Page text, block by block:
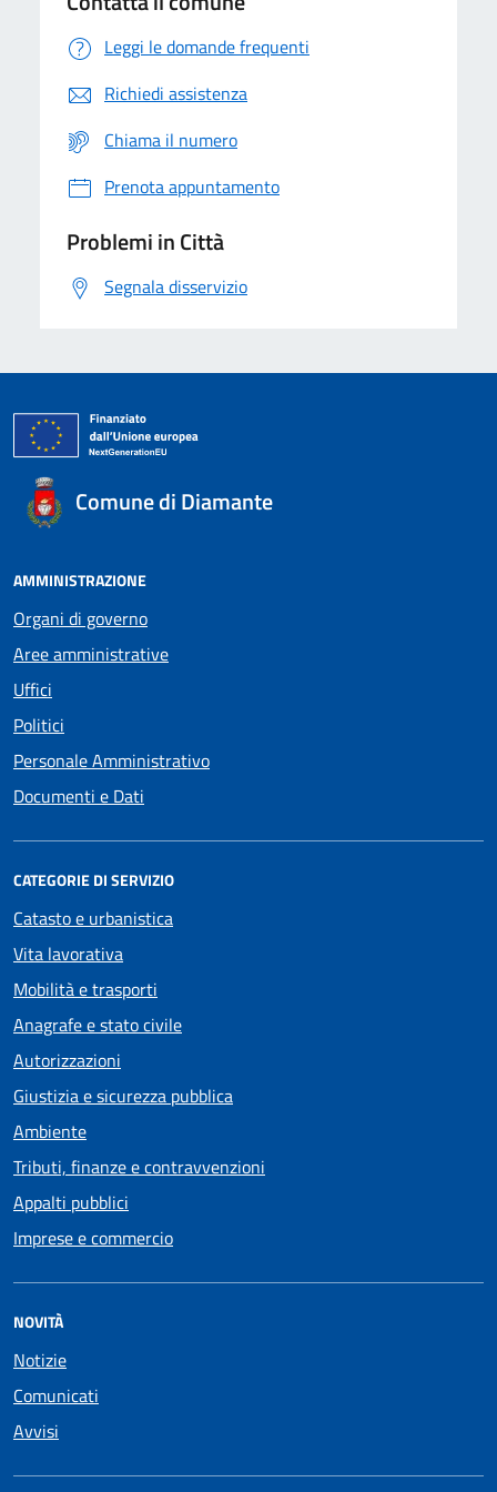
Leggi le domande frequenti
Richiedi assistenza
Chiama il numero
Prenota appuntamento
Problemi in Città
Segnala disservizio
Comune di Diamante
AMMINISTRAZIONE
Organi di governo
Aree amministrative
Uffici
Politici
Personale Amministrativo
Documenti e Dati
CATEGORIE DI SERVIZIO
Catasto e urbanistica
Vita lavorativa
Mobilità e trasporti
Anagrafe e stato civile
Autorizzazioni
Giustizia e sicurezza pubblica
Ambiente
Tributi, finanze e contravvenzioni
Appalti pubblici
Imprese e commercio
NOVITÀ
Notizie
Comunicati
Avvisi